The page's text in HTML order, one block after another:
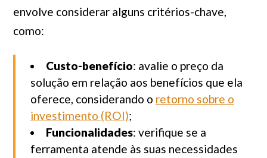
envolve considerar alguns critérios-chave,
como:
Custo-benefício: avalie o preço da
solução em relação aos benefícios que ela
oferece, considerando o retorno sobre o
investimento (ROI);
Funcionalidades: verifique se a
ferramenta atende às suas necessidades